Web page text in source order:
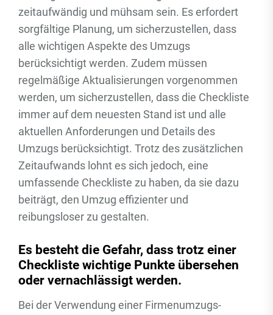
zeitaufwändig und mühsam sein. Es erfordert
sorgfältige Planung, um sicherzustellen, dass
alle wichtigen Aspekte des Umzugs
berücksichtigt werden. Zudem müssen
regelmäßige Aktualisierungen vorgenommen
werden, um sicherzustellen, dass die Checkliste
immer auf dem neuesten Stand ist und alle
aktuellen Anforderungen und Details des
Umzugs berücksichtigt. Trotz des zusätzlichen
Zeitaufwands lohnt es sich jedoch, eine
umfassende Checkliste zu haben, da sie dazu
beiträgt, den Umzug effizienter und
reibungsloser zu gestalten.
Es besteht die Gefahr, dass trotz einer
Checkliste wichtige Punkte übersehen
oder vernachlässigt werden.
Bei der Verwendung einer Firmenumzugs-